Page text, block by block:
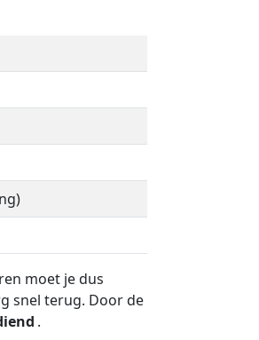
moet je dus
snel terug. Door de
.